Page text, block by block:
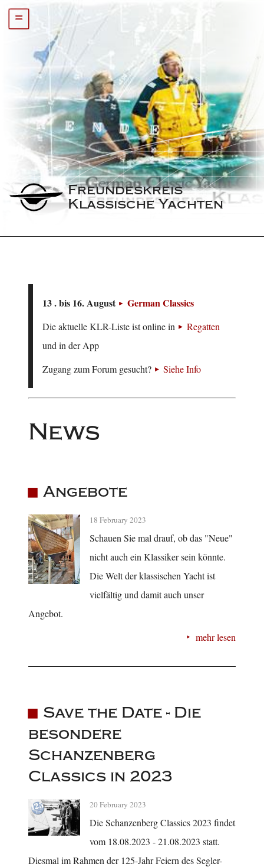
=
Freundeskreis
Klassische Yachten
13 . bis 16. August German Classics
Die aktuelle KLR-Liste ist online in
Regatten
und in der App
Zugang zum Forum gesucht?
Siehe Info
News
Angebote
18 February 2023
Schauen Sie mal drauf, ob das "Neue"
nicht auch ein Klassiker sein könnte.
Die Welt der klassischen Yacht ist
vielfältig und damit auch unser
Angebot.
mehr lesen
Save the Date - Die
besondere
Schanzenberg
Classics in 2023
20 February 2023
Die Schanzenberg Classics 2023 findet
vom 18.08.2023 - 21.08.2023 statt.
Diesmal im Rahmen der 125-Jahr Feiern des Segler-